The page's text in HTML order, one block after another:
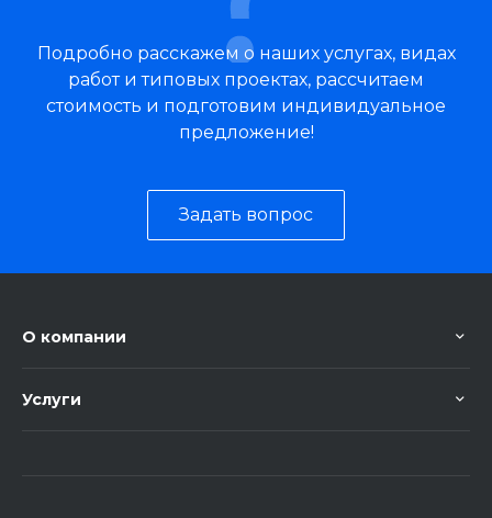
Подробно расскажем о наших услугах, видах
работ и типовых проектах, рассчитаем
стоимость и подготовим индивидуальное
предложение!
Задать вопрос
О компании
Услуги